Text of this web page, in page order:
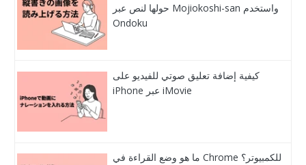
حولها لنص عبر Mojiokoshi-san واستخدم
Ondoku
كيفية إضافة تعليق صوتي للفيديو على
iPhone عبر iMovie
ما هو وضع القراءة في Chrome للكمبيوتر؟